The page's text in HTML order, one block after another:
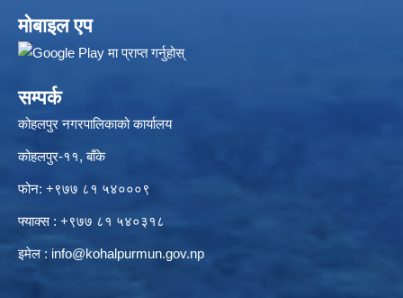
मोबाइल एप
सम्पर्क
कोहलपुर नगरपालिकाको कार्यालय
कोहलपुर-११, बाँके
फोन: +९७७ ८१ ५४०००९
फ्याक्स : +९७७ ८१ ५४०३१८
इमेल : info@kohalpurmun.gov.np